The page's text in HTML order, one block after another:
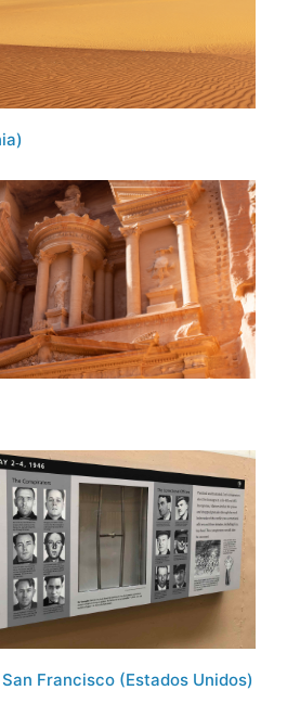
Francisco (Estados Unidos)